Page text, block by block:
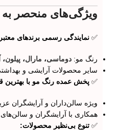
ویژگی‌های منحصر
✅ نمایندگی رسمی برندهای
رنگ مو: دوماسی، مارال، پیلون،
سایر محصولات آرایشی و
✅ پخش عمده رنگ مو با بهترین
ویژه سالن‌داران و آرایشگران
همکاری با آرایشگران و
✅ تنوع بی‌نظیر محصولات: